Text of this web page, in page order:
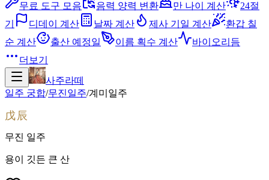
무료 도구 모음
음력 양력 변환 만 나이 계산
24절
기
디데이 계산 날짜 계산 제사 기일 계산
환갑 칠
순 계산
출산 예정일 이름 획수 계산
바이오리듬
더보기
사주라떼
일주 궁합/무진일주/계미 일주
戊辰
무진 일주
용이 깃든 큰 산